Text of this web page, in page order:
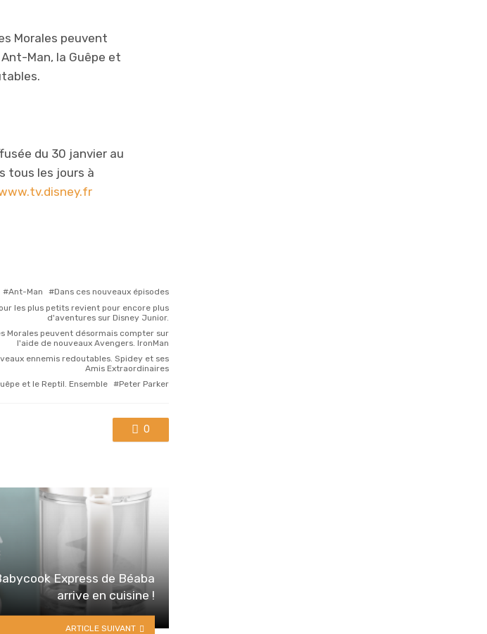
Morales peuvent
Man, la Guêpe et
du 30 janvier au
tous les jours à
Tagged
with
Ant-Man
Dans ces nouveaux épisodes
les plus petits revient pour encore plus
d'aventures sur Disney Junior.
Morales peuvent désormais compter sur
l'aide de nouveaux Avengers. IronMan
ennemis redoutables. Spidey et ses
Amis Extraordinaires
et le Reptil. Ensemble
Peter Parker
0
Express de Béaba
arrive en cuisine !
ARTICLE SUIVANT